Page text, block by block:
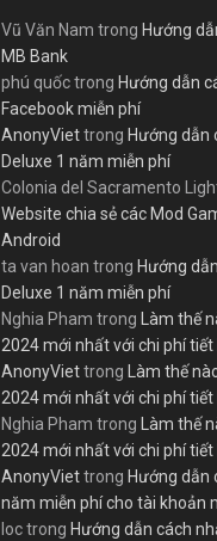
Vũ Văn Nam trong Hướng
MB Bank
phú quốctrong Hướng dẫn
Facebook miễn phí
AnonyViettrong Hướng dẫn
Deluxe 1 năm miễn phí
Colonia del Sacramento
Website chia sẻ các Mod
Android
ta van hoan trong Hướng
Deluxe 1 năm miễn phí
Nghia Pham trong Làm thế
2024 mới nhất với chi phí tiết
AnonyViettrong Làm thế
2024 mới nhất với chi phí tiết
Nghia Pham trong Làm thế
2024 mới nhất với chi phí tiết
AnonyViettrong Hướng dẫn
năm miễn phí cho tài khoản
loctrong Hướng dẫn cách